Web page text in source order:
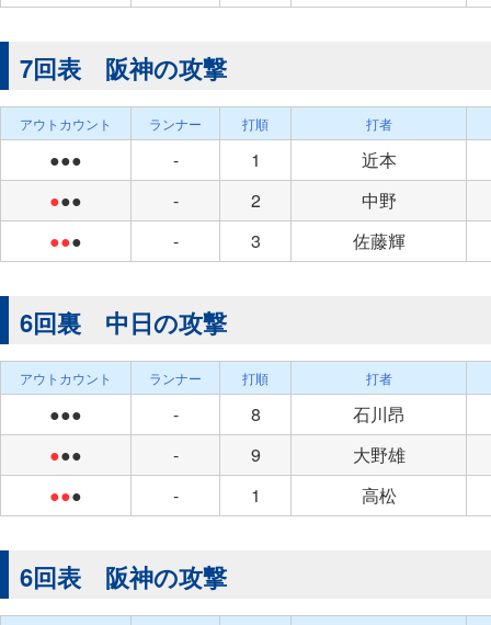
7回表 阪神の攻撃
アウトカウント ランナー 打順 打者
●●● - 1
近本
●●● - 2
中野
●●● - 3 佐藤輝
6回裏 中日の攻撃
アウトカウント ランナー 打順 打者
●●● - 8
石川昂
●●● - 9
大野雄
●●● - 1 高松
6回表 阪神の攻撃